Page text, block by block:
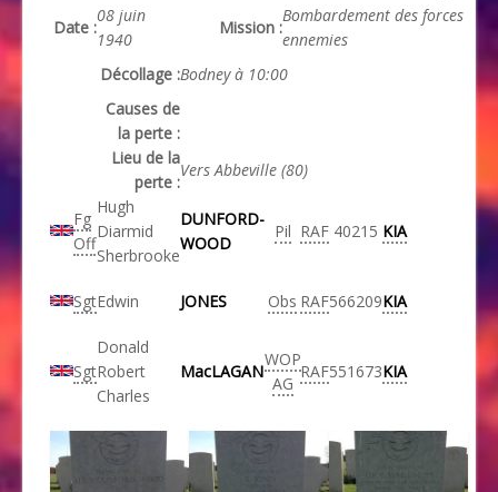
Date :
08 juin
1940
Mission :
Bombardement des forces
ennemies
Décollage :Bodney à 10:00
Causes de
la perte :
Lieu de la
perte :
Vers Abbeville (80)
Fg
Off
Hugh
Diarmid
Sherbrooke
DUNFORD-
WOOD
Pil RAF 40215 KIA
SgtEdwin JONES Obs RAF566209KIA
Sgt
Donald
Robert
Charles
MacLAGAN
WOP
AG
RAF551673KIA